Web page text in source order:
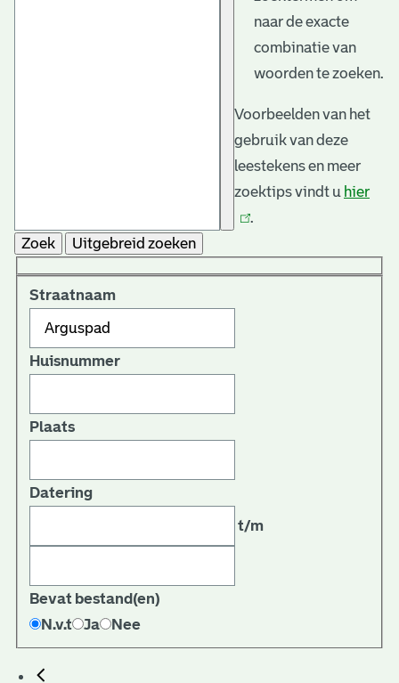
naar de exacte
combinatie van
woorden te zoeken.
Voorbeelden van het
gebruik van deze
leestekens en meer
zoektips vindt u hier
.
Zoek
Uitgebreid zoeken
Straatnaam
Huisnummer
Plaats
Datering
t/m
Bevat bestand(en)
N.v.t
Ja Nee